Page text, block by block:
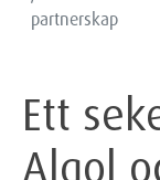
partnerskap
Ett
Algol